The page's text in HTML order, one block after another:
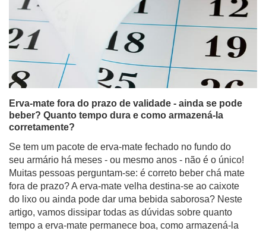
Erva-mate fora do prazo de validade - ainda se pode
beber? Quanto tempo dura e como armazená-la
corretamente?
Se tem um pacote de erva-mate fechado no fundo do
seu armário há meses - ou mesmo anos - não é o único!
Muitas pessoas perguntam-se: é correto beber chá mate
fora de prazo? A erva-mate velha destina-se ao caixote
do lixo ou ainda pode dar uma bebida saborosa? Neste
artigo, vamos dissipar todas as dúvidas sobre quanto
tempo a erva-mate permanece boa, como armazená-la